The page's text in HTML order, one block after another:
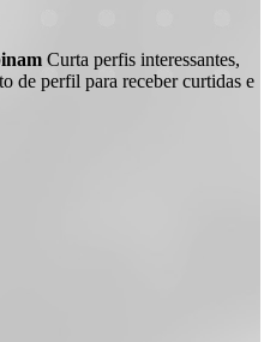
Curta perfis interessantes,
de perfil para receber curtidas e